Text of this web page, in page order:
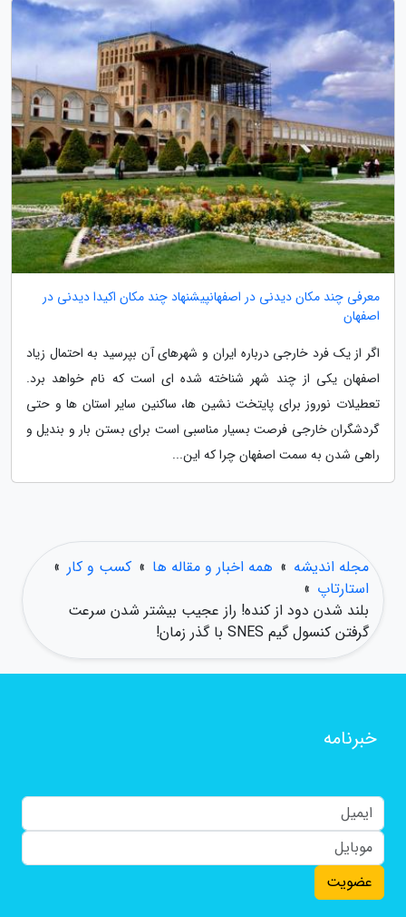
معرفی چند مکان دیدنی در اصفهانپیشنهاد چند مکان اکیدا دیدنی در
اصفهان
اگر از یک فرد خارجی درباره ایران و شهرهای آن بپرسید به احتمال زیاد
اصفهان یکی از چند شهر شناخته شده ای است که نام خواهد برد.
تعطیلات نوروز برای پایتخت نشین ها، ساکنین سایر استان ها و حتی
گردشگران خارجی فرصت بسیار مناسبی است برای بستن بار و بندیل و
راهی شدن به سمت اصفهان چرا که این...
مجله اندیشه » همه اخبار و مقاله ها » کسب و کار »
استارتاپ »
بلند شدن دود از کنده! راز عجیب بیشتر شدن سرعت
گرفتن کنسول گیم SNES با گذر زمان!
خبرنامه
عضویت